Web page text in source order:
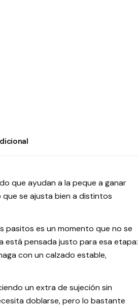
que ayudan a la peque a ganar
se ajusta bien a distintos
pasitos es un momento que no se
está pensada justo para esa etapa:
con un calzado estable,
un extra de sujeción sin
doblarse, pero lo bastante